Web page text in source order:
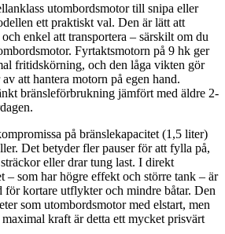
utombordsmotor till snipa eller
ett praktiskt val. Den är lätt att
enkel att transportera – särskilt om du
Fyrtaktsmotorn på 9 hk ger
fritidskörning, och den låga vikten gör
att hantera motorn på egen hand.
bränsleförbrukning jämfört med äldre 2-
på bränslekapacitet (1,5 liter)
Det betyder fler pauser för att fylla på,
eller drar tung last. I direkt
– som har högre effekt och större tank – är
för kortare utflykter och mindre båtar. Den
som utombordsmotor med elstart, men
kraft är detta ett mycket prisvärt